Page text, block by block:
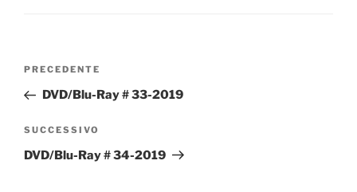
Navigazione
Articolo
precedente:
PRECEDENTE
DVD/Blu-Ray # 33-2019
Articolo
successivo
SUCCESSIVO
DVD/Blu-Ray # 34-2019